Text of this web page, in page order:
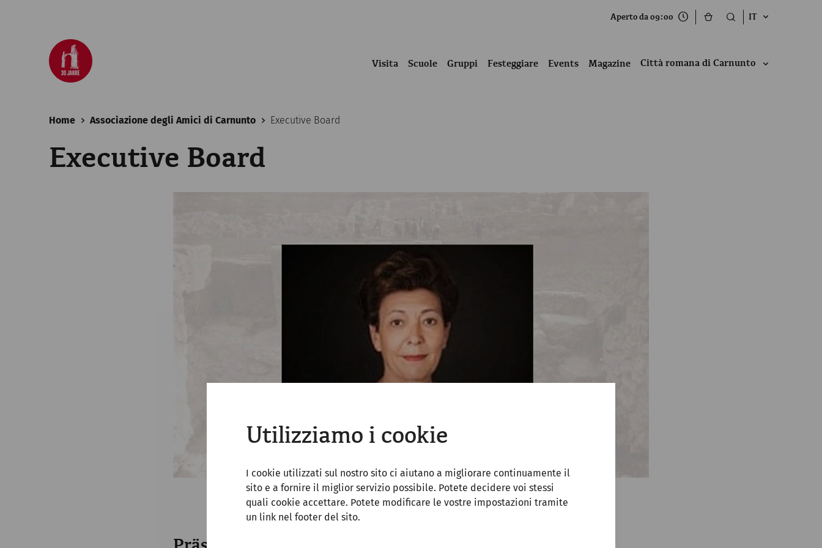
Utilizziamo i cookie
I cookie utilizzati sul nostro sito ci aiutano a migliorare continuamente il
sito e a fornire il miglior servizio possibile. Potete decidere voi stessi
quali cookie accettare. Potete modificare le vostre impostazioni tramite
un link nel footer del sito.
Aperto da 09:00 IT
Visita Scuole Gruppi Festeggiare Events Magazine Città romana di Carnunto
Home Associazione degli Amici di Carnunto Executive Board
Executive Board